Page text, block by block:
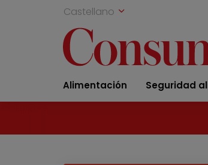
Castellano
Alimentación Seguridad